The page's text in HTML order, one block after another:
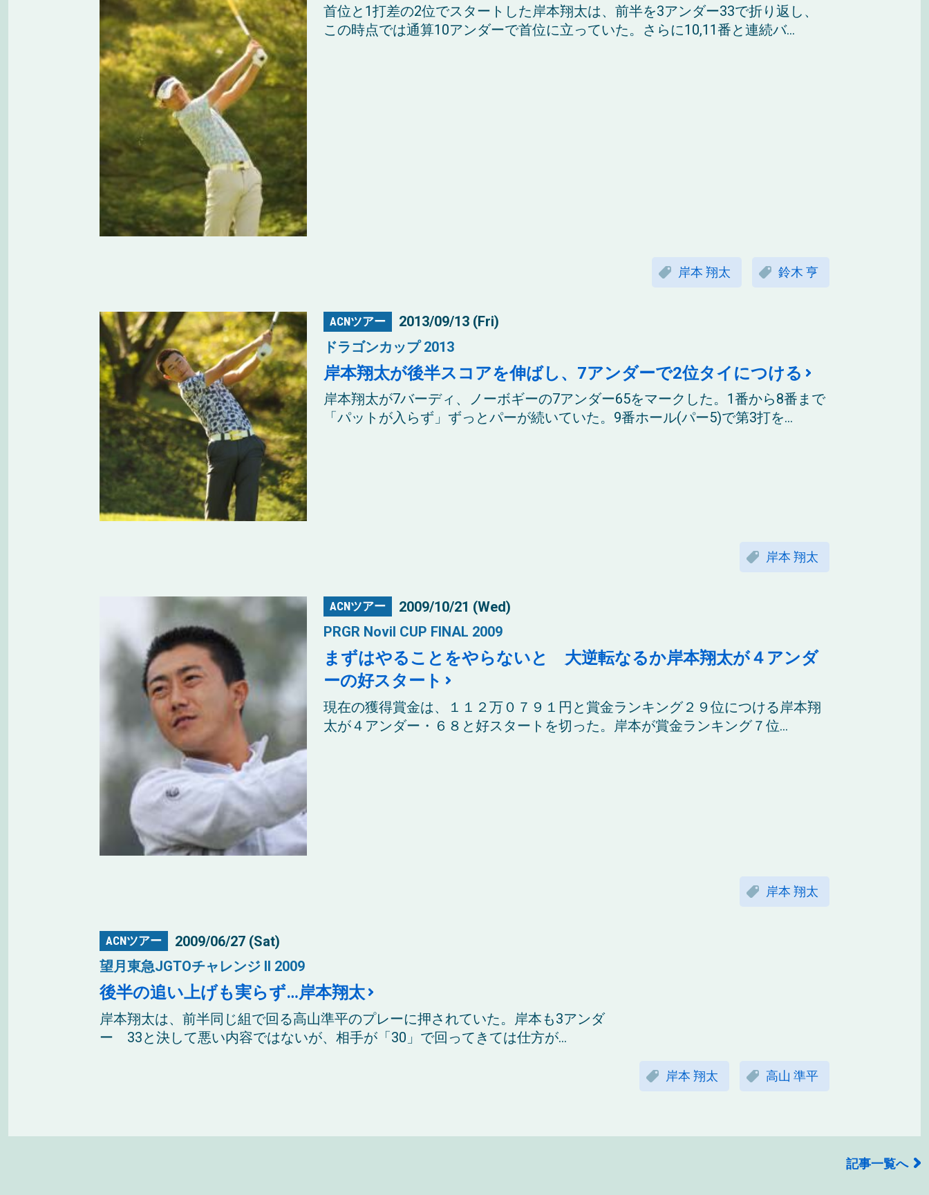
首位と1打差の2位でスタートした岸本翔太は、前半を3アンダー33で折り返し、
この時点では通算10アンダーで首位に立っていた。さらに10,11番と連続バ...
岸本 翔太 鈴木 亨
ACNツアー
2013/09/13 (Fri)
ドラゴンカップ 2013
岸本翔太が後半スコアを伸ばし、7アンダーで2位タイにつける
岸本翔太が7バーディ、ノーボギーの7アンダー65をマークした。1番から8番まで
「パットが入らず」ずっとパーが続いていた。9番ホール(パー5)で第3打を...
岸本 翔太
ACNツアー
2009/10/21 (Wed)
PRGR Novil CUP FINAL 2009
まずはやることをやらないと 大逆転なるか岸本翔太が４アンダ
ーの好スタート
現在の獲得賞金は、１１２万０７９１円と賞金ランキング２９位につける岸本翔
太が４アンダー・６８と好スタートを切った。岸本が賞金ランキング７位...
岸本 翔太
ACNツアー
2009/06/27 (Sat)
望月東急JGTOチャレンジ II 2009
後半の追い上げも実らず…岸本翔太
岸本翔太は、前半同じ組で回る高山準平のプレーに押されていた。岸本も3アンダ
ー 33と決して悪い内容ではないが、相手が「30」で回ってきては仕方が...
岸本 翔太 高山 準平
記事一覧へ